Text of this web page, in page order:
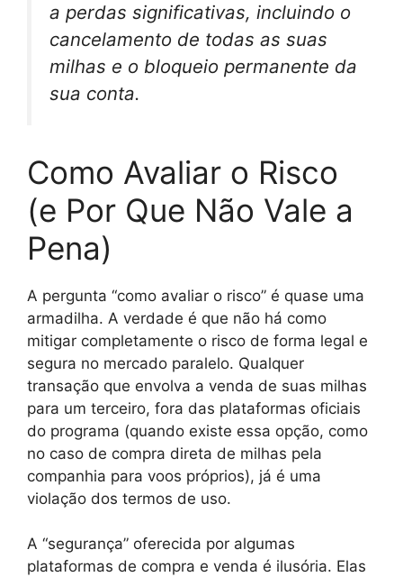
a perdas significativas, incluindo o
cancelamento de todas as suas
milhas e o bloqueio permanente da
sua conta.
Como Avaliar o Risco
(e Por Que Não Vale a
Pena)
A pergunta “como avaliar o risco” é quase uma
armadilha. A verdade é que não há como
mitigar completamente o risco de forma legal e
segura no mercado paralelo. Qualquer
transação que envolva a venda de suas milhas
para um terceiro, fora das plataformas oficiais
do programa (quando existe essa opção, como
no caso de compra direta de milhas pela
companhia para voos próprios), já é uma
violação dos termos de uso.
A “segurança” oferecida por algumas
plataformas de compra e venda é ilusória. Elas